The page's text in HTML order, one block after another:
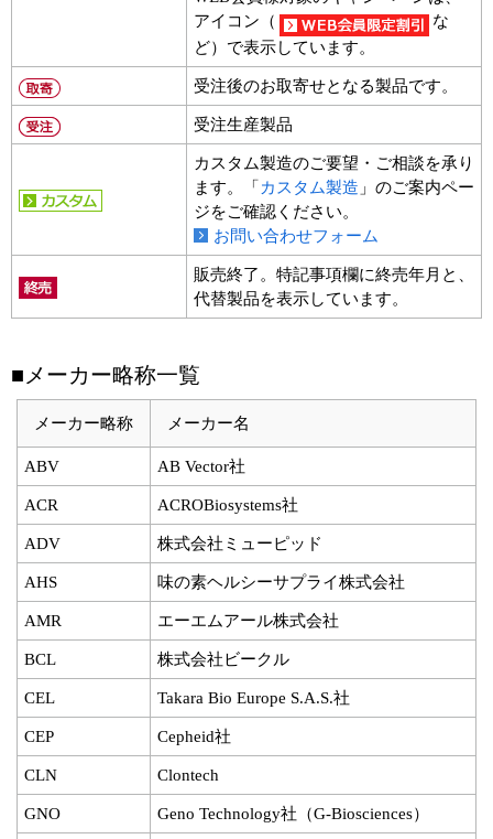
アイコン（
な
ど）で表示しています。
受注後のお取寄せとなる製品です。
受注生産製品
カスタム製造のご要望・ご相談を承り
ます。「 カスタム製造 」のご案内ペー
ジをご確認ください。
お問い合わせフォーム
販売終了。特記事項欄に終売年月と、
代替製品を表示しています。
■メーカー略称一覧
メーカー略称 メーカー名
ABV AB Vector社
ACR ACROBiosystems社
ADV 株式会社ミューピッド
AHS 味の素ヘルシーサプライ株式会社
AMR エーエムアール株式会社
BCL 株式会社ビークル
CEL Takara Bio Europe S.A.S.社
CEP Cepheid社
CLN Clontech
GNO Geno Technology社（G-Biosciences）